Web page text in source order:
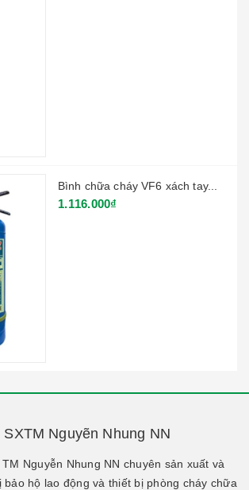
Bình chữa cháy VF6 xách tay...
1.116.000₫
Nguyẽn Nhung NN
Nguyễn Nhung NN chuyên sản xuất và
bảo hộ lao động và thiết bị phòng cháy chữa